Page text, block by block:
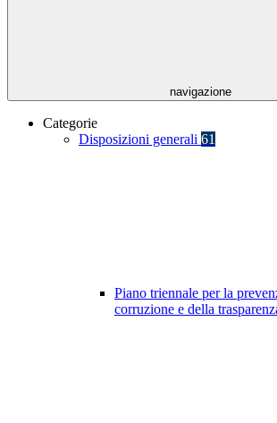
navigazione
Categorie
Disposizioni generali 61
Piano triennale per la
corruzione e della